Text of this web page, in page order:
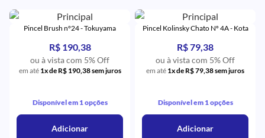
Pincel Brush n°24 - Tokuyama
R$ 190,38
ou à vista com 5% Off
em até 1x de R$ 190,38 sem juros
Disponível em 1 opções
Adicionar
Pincel Kolinsky Chato Nº 4A - Kota
R$ 79,38
ou à vista com 5% Off
em até 1x de R$ 79,38 sem juros
Disponível em 1 opções
Adicionar